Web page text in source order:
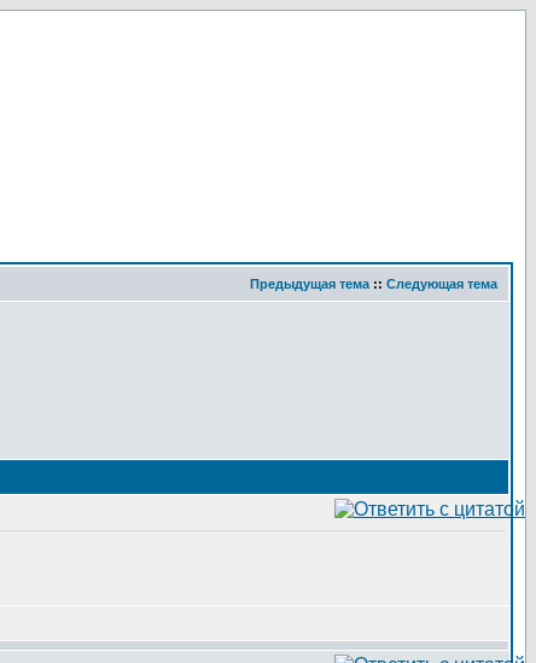
Предыдущая тема :: Следующая тема